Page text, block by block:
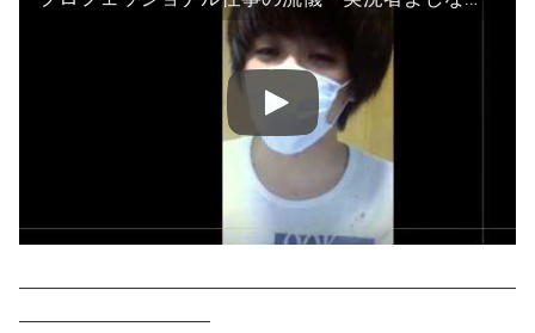
——————————————————————————
——————————